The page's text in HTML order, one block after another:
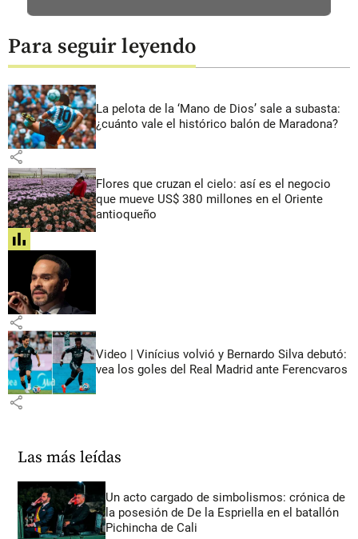
Para seguir leyendo
La pelota de la ‘Mano de Dios’ sale a subasta:
¿cuánto vale el histórico balón de Maradona?
share
Flores que cruzan el cielo: así es el negocio
que mueve US$ 380 millones en el Oriente
antioqueño
share
share
Video | Vinícius volvió y Bernardo Silva debutó:
vea los goles del Real Madrid ante Ferencvaros
share
Las más leídas
Un acto cargado de simbolismos: crónica de
la posesión de De la Espriella en el batallón
Pichincha de Cali